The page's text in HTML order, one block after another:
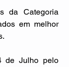
da Categoria
em melhor
de Julho pelo